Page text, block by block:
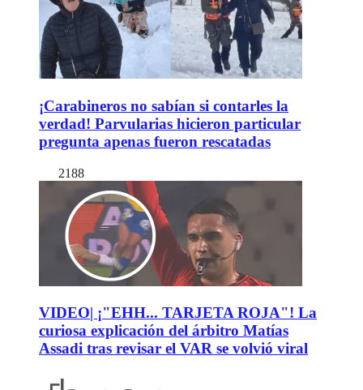
¡Carabineros no sabían si contarles la
verdad! Parvularias hicieron particular
pregunta apenas fueron rescatadas
2188
VIDEO| ¡"EHH... TARJETA ROJA"! La
curiosa explicación del árbitro Matías
Assadi tras revisar el VAR se volvió viral